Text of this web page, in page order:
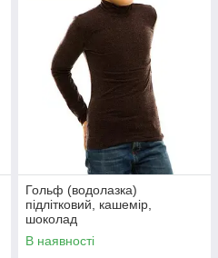
Гольф (водолазка)
підлітковий, кашемір,
шоколад
В наявності